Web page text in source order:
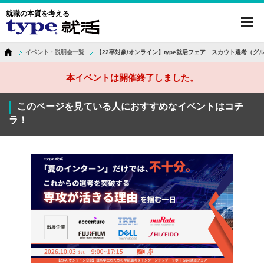
就職の本質を考える
イベント・説明会一覧 【22卒対象/オンライン】type就活フェア スカウト選考（グ
本イベントは開催終了しました。
このページを見ている人におすすめなイベントはコチ
ラ！